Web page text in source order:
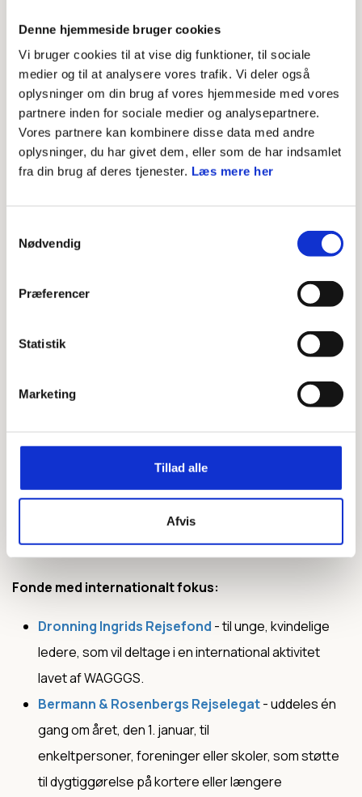
Denne hjemmeside bruger cookies
Vi bruger cookies til at vise dig funktioner, til sociale
medier og til at analysere vores trafik. Vi deler også
oplysninger om din brug af vores hjemmeside med vores
partnere inden for sociale medier og analysepartnere.
Vores partnere kan kombinere disse data med andre
oplysninger, du har givet dem, eller som de har indsamlet
fra din brug af deres tjenester. Læs mere her
Nødvendig
Præferencer
Statistik
Marketing
Tillad alle
Afvis
mellem 16 og 30 år i at udvikle idéer, tage initiativ og
skabe forandringer i samfundet gennem fire
indsatsområder: Demokrati, Arbejdsliv, Grøn
forandring og Rytmisk musik.
Johannes Fog Fondenstøtter almennyttige formål
og forbedring af miljøet og samfundsudviklingen.
aktiviteter fortrinsvis til børn, handicappede og
flygtninge.
organiserede og kan ofte være behjælpelig med
gilde for yderligere informationer.
Men,Rotary
uddeler ofte midler til lokale
Lokale banker og sparekasser.
støtter foreninger med midler til
udvikling, events, aktiviteter og meget andet. Tjek
kommunens hjemmeside og tag kontakt til en
medarbejder på kommunen.
Fonde med internationalt fokus:
Dronning Ingrids Rejsefond - til unge, kvindelige
ledere, som vil deltage i en international aktivitet
lavet af WAGGGS.
Bermann & Rosenbergs Rejselegat- uddeles én
gang om året, den 1. januar, til
enkeltpersoner, foreninger eller skoler, som støtte
til dygtiggørelse på kortere eller længere